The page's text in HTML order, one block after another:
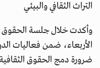
التراث الثقافي والبيئي
وأكدت خلال جلسة الحقوق
ضرورة دمج الحقوق